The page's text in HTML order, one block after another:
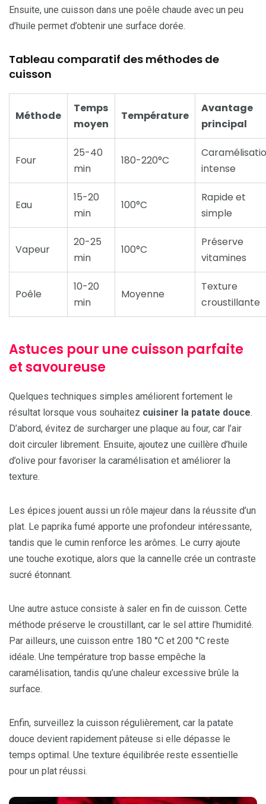
Ensuite, une cuisson dans une poêle chaude avec un peu
d’huile permet d’obtenir une surface dorée.
Tableau comparatif des méthodes de
cuisson
Méthode
Temps
moyen
Température
Avantage
principal
Four
25-40
min
180-220°C
intense
Eau
15-20
min
100°C
Rapide et
simple
Vapeur
20-25
min
100°C
Préserve
vitamines
Poêle
10-20
min
Moyenne
Texture
croustillante
Astuces pour une cuisson parfaite
et savoureuse
Quelques techniques simples améliorent fortement le
résultat lorsque vous souhaitez cuisiner la patate douce.
D’abord, évitez de surcharger une plaque au four, car l’air
doit circuler librement. Ensuite, ajoutez une cuillère d’huile
d’olive pour favoriser la caramélisation et améliorer la
texture.
Les épices jouent aussi un rôle majeur dans la réussite d’un
plat. Le paprika fumé apporte une profondeur intéressante,
tandis que le cumin renforce les arômes. Le curry ajoute
une touche exotique, alors que la cannelle crée un contraste
sucré étonnant.
Une autre astuce consiste à saler en fin de cuisson. Cette
méthode préserve le croustillant, car le sel attire l’humidité.
Par ailleurs, une cuisson entre 180 °C et 200 °C reste
idéale. Une température trop basse empêche la
caramélisation, tandis qu’une chaleur excessive brûle la
surface.
Enfin, surveillez la cuisson régulièrement, car la patate
douce devient rapidement pâteuse si elle dépasse le
temps optimal. Une texture équilibrée reste essentielle
pour un plat réussi.